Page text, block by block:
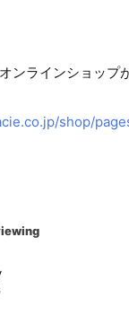
ンラインショップ
shop/